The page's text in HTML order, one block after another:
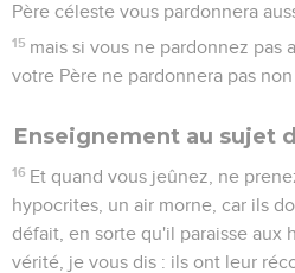
Père céleste vous pardonnera
15 mais si vous ne pardonnez pas
votre Père ne pardonnera pas non
Enseignement au sujet
16 Et quand vous jeûnez, ne
hypocrites, un air morne, car ils
défait, en sorte qu'il paraisse aux
vérité, je vous dis : ils ont leur